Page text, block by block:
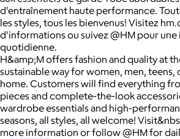
d'entraînement haute performance.
les styles, tous les bienvenus! Visitez
d'informations ou suivez @HM pour une
quotidienne.
H&amp;M offers fashion and quality at
sustainable way for women, men, teens,
home. Customers will find everything
pieces and complete-the-look
wardrobe essentials and high-
seasons, all styles, all welcome!
more information or follow @HM for